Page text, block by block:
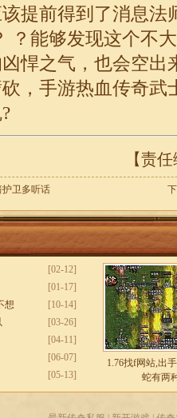
提前得到了消息法
？能够发现这个不
悍之气，也会空出
，手游热血传奇武
【责
卫多听话
[02-12]
[01-17]
[10-14]
想
[03-26]
[04-11]
[06-07]
[05-13]
1.76找f网站,出
蛇有两